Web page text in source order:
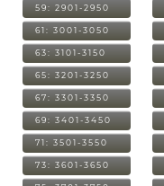
59: 2901-2950
61: 3001-3050
63: 3101-3150
65: 3201-3250
67: 3301-3350
69: 3401-3450
71: 3501-3550
73: 3601-3650